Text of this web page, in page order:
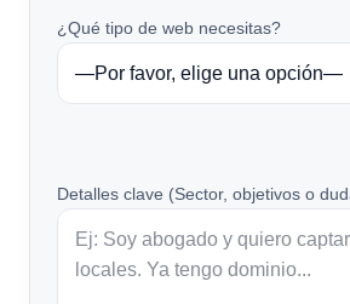
¿Qué tipo de web necesitas?
Detalles clave (Sector, objetivos o